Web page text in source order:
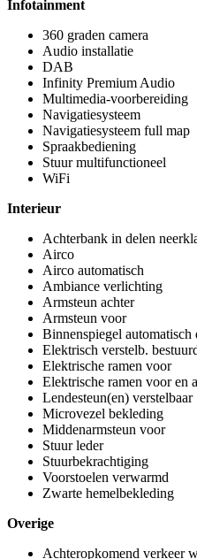
Infotainment
360 graden camera
Audio installatie
DAB
Infinity Premium Audio
Multimedia-voorbereiding
Navigatiesysteem
Navigatiesysteem full map
Spraakbediening
Stuur multifunctioneel
WiFi
Interieur
Achterbank in delen
Airco
Airco automatisch
Ambiance verlichting
Armsteun achter
Armsteun voor
Binnenspiegel automatisch
Elektrisch verstelb.
Elektrische ramen voor
Elektrische ramen voor en
Lendesteun(en) verstelbaar
Microvezel bekleding
Middenarmsteun voor
Stuur leder
Stuurbekrachtiging
Voorstoelen verwarmd
Zwarte hemelbekleding
Overige
Achteropkomend verkeer